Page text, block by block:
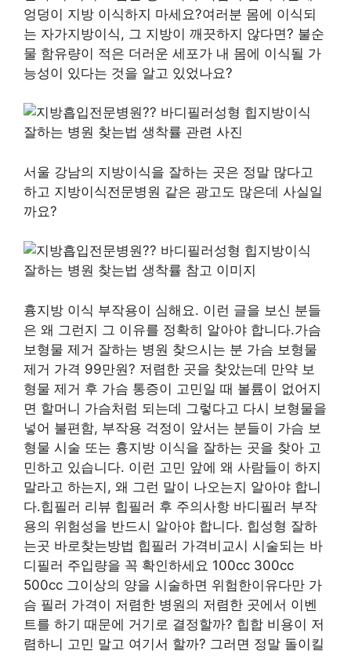
엉덩이 지방 이식하지 마세요?여러분 몸에 이식되
는 자가지방이식, 그 지방이 깨끗하지 않다면? 불순
물 함유량이 적은 더러운 세포가 내 몸에 이식될 가
능성이 있다는 것을 알고 있었나요?
서울 강남의 지방이식을 잘하는 곳은 정말 많다고
하고 지방이식전문병원 같은 광고도 많은데 사실일
까요?
흉지방 이식 부작용이 심해요. 이런 글을 보신 분들
은 왜 그런지 그 이유를 정확히 알아야 합니다.가슴
보형물 제거 잘하는 병원 찾으시는 분 가슴 보형물
제거 가격 99만원? 저렴한 곳을 찾았는데 만약 보
형물 제거 후 가슴 통증이 고민일 때 볼륨이 없어지
면 할머니 가슴처럼 되는데 그렇다고 다시 보형물을
넣어 불편함, 부작용 걱정이 앞서는 분들이 가슴 보
형물 시술 또는 흉지방 이식을 잘하는 곳을 찾아 고
민하고 있습니다. 이런 고민 앞에 왜 사람들이 하지
말라고 하는지, 왜 그런 말이 나오는지 알아야 합니
다.힙필러 리뷰 힙필러 후 주의사항 바디필러 부작
용의 위험성을 반드시 알아야 합니다. 힙성형 잘하
는곳 바로찾는방법 힙필러 가격비교시 시술되는 바
디필러 주입량을 꼭 확인하세요 100cc 300cc
500cc 그이상의 양을 시술하면 위험한이유다만 가
슴 필러 가격이 저렴한 병원의 저렴한 곳에서 이벤
트를 하기 때문에 거기로 결정할까? 힙합 비용이 저
렴하니 고민 말고 여기서 할까? 그러면 정말 돌이킬